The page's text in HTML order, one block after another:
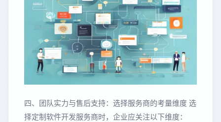
四、团队实力与售后支持：选择服务商的考量维度 选
择定制软件开发服务商时，企业应关注以下维度：